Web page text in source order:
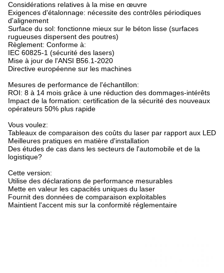
Considérations relatives à la mise en œuvre
Exigences d'étalonnage: nécessite des contrôles périodiques
d'alignement
Surface du sol: fonctionne mieux sur le béton lisse (surfaces
rugueuses dispersent des poutres)
Règlement: Conforme à:
IEC 60825-1 (sécurité des lasers)
Mise à jour de l'ANSI B56.1-2020
Directive européenne sur les machines
Mesures de performance de l'échantillon:
ROI: 8 à 14 mois grâce à une réduction des dommages-intérêts
Impact de la formation: certification de la sécurité des nouveaux
opérateurs 50% plus rapide
Vous voulez:
Tableaux de comparaison des coûts du laser par rapport aux LED
Meilleures pratiques en matière d'installation
Des études de cas dans les secteurs de l'automobile et de la
logistique?
Cette version:
Utilise des déclarations de performance mesurables
Mette en valeur les capacités uniques du laser
Fournit des données de comparaison exploitables
Maintient l'accent mis sur la conformité réglementaire